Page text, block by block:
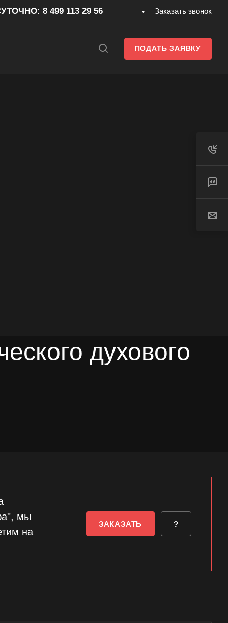
8 499 113 29 56 Заказать звонок
ПОДАТЬ ЗАЯВКУ
духового
мы
на
ЗАКАЗАТЬ ?